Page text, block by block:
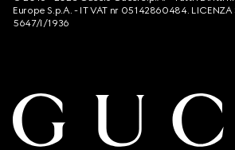
Europe S.p.A. - IT VAT nr 05142860484.
5647/I/1936